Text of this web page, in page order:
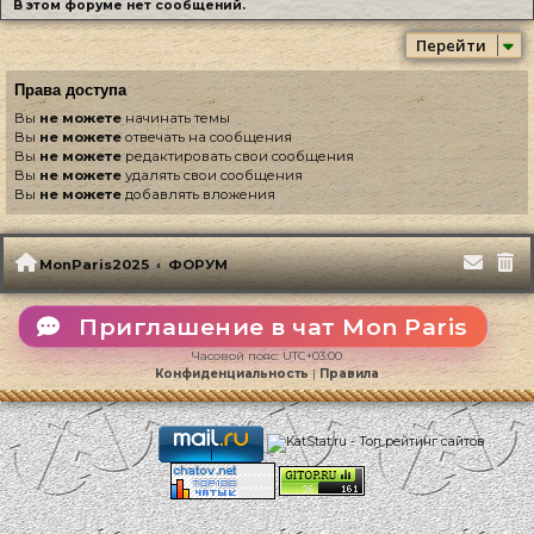
В этом форуме нет сообщений.
Перейти
Права доступа
Выне можете начинать темы
Вы не можетеотвечать на сообщения
Вы не можетередактировать свои сообщения
Вы не можете удалять свои сообщения
Вы не можетедобавлять вложения
MonParis2025 ФОРУМ
Приглашение в чат Mon Paris
Часовой пояс:UTC+03:00
Конфиденциальность|Правила